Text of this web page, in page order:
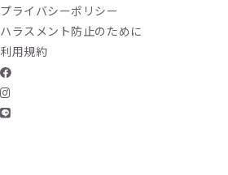
プライバシーポリシー
ハラスメント防止のために
利用規約